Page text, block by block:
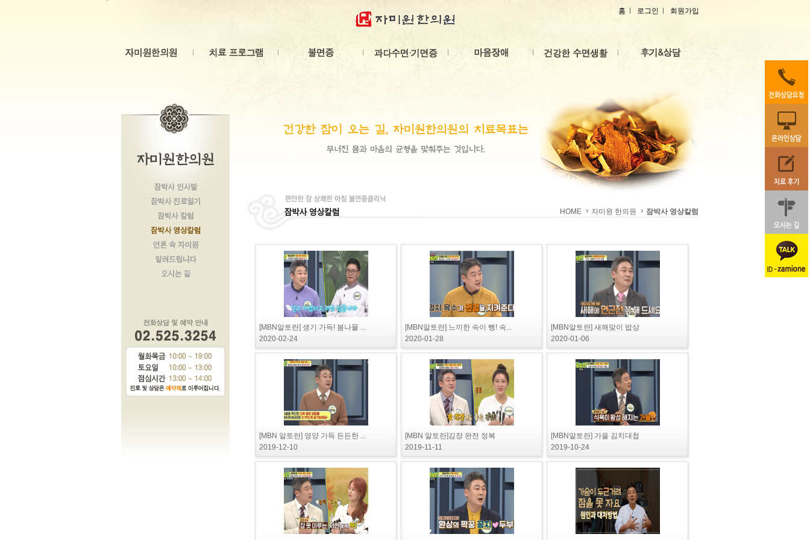
본문 바로가기 홈 로그인 회원가입
HOME 자미원 한의원 잠박사 영상칼럼
[MBN알토란] 생기 가득! 봄나물 ...
2020-02-24
[MBN알토란] 느끼한 속이 뻥! 속...
2020-01-28
[MBN알토란] 새해맞이 밥상
2020-01-06
[MBN 알토란] 영양 가득 든든한 ...
2019-12-10
[MBN 알토란]김장 완전 정복
2019-11-11
[MBN알토란] 가을 김치대첩
2019-10-24